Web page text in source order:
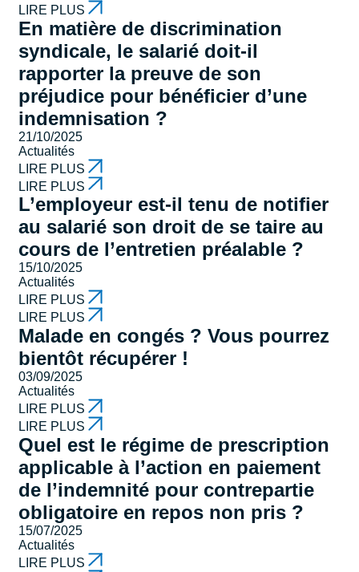
LIRE PLUS
En matière de discrimination
syndicale, le salarié doit-il
rapporter la preuve de son
préjudice pour bénéficier d’une
indemnisation ?
21/10/2025
Actualités
LIRE PLUS
LIRE PLUS
L’employeur est-il tenu de notifier
au salarié son droit de se taire au
cours de l’entretien préalable ?
15/10/2025
Actualités
LIRE PLUS
LIRE PLUS
Malade en congés ? Vous pourrez
bientôt récupérer !
03/09/2025
Actualités
LIRE PLUS
LIRE PLUS
Quel est le régime de prescription
applicable à l’action en paiement
de l’indemnité pour contrepartie
obligatoire en repos non pris ?
15/07/2025
Actualités
LIRE PLUS